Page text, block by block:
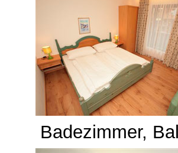
Badezimmer,